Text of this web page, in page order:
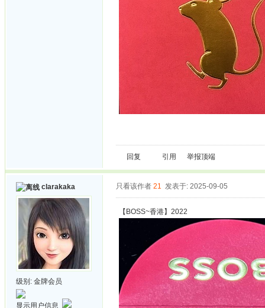
回复 引用 举报顶端
clarakaka
级别: 金牌会员
显示用户信息
只看该作者 21 发表于: 2025-09-05
【BOSS~香港】2022